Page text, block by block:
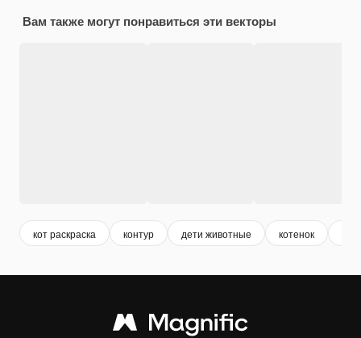
Вам также могут понравиться эти векторы
кот раскраска контур дети животные котенок